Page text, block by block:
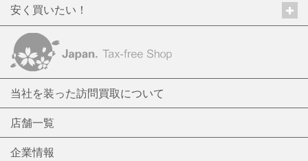
安く買いたい！
当社を装った訪問買取について
店舗一覧
企業情報